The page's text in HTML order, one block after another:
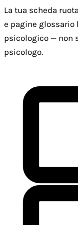
La tua scheda
e pagine glossario
psicologico — non
psicologo.